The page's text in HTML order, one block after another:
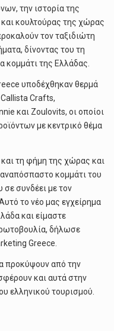
την ιστορία της
κουλτούρας της χώρας
τον ταξιδιώτη
δίνοντας του τη
κομμάτι της Ελλάδας.
υποδέχθηκαν θερμά
Callista Crafts,
και Zoulovits, οι οποίοι
με κεντρικό θέμα
και τη φήμη της χώρας και
κομμάτι του
σε συνδέει με τον
το νέο μας εγχείρημα
και είμαστε
δήλωσε
Greece.
προκύψουν από την
και αυτά στην
ελληνικού τουρισμού.